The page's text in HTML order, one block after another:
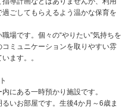
ごしてもらえるよう温かな保育を
職場です。個々の“やりたい”気持ちを
コミュニケーションを取りやすい雰
ます。。
にある一時預かり施設です。
るいお部屋です。生後4か月～6歳ま